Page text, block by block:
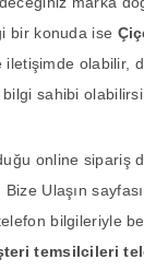
bir konuda ise
iletişimde olabilir,
sahibi
online sipariş
Ulaşın
bilgileriyle
temsilcileri